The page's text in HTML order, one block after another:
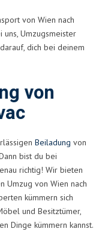
von Wien nach
uns, Umzugsmeister
dich bei deinem
von
Beiladung von
bist du bei
richtig! Wir bieten
Umzug von Wien nach
kümmern sich
und Besitztümer,
Dinge kümmern kannst.